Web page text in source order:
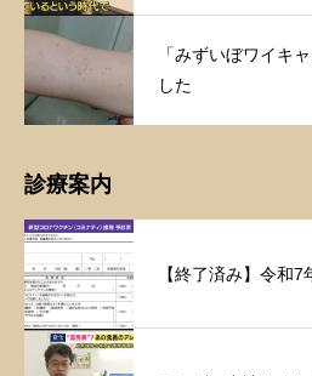
「みずいぼワイキ
した
診療案内
【終了済み】令和